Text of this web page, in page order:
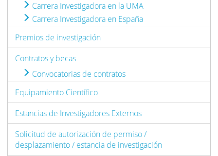
Carrera Investigadora en la UMA
Carrera Investigadora en España
Premios de investigación
Contratos y becas
Convocatorias de contratos
Equipamiento Científico
Estancias de Investigadores Externos
Solicitud de autorización de permiso /
desplazamiento / estancia de investigación